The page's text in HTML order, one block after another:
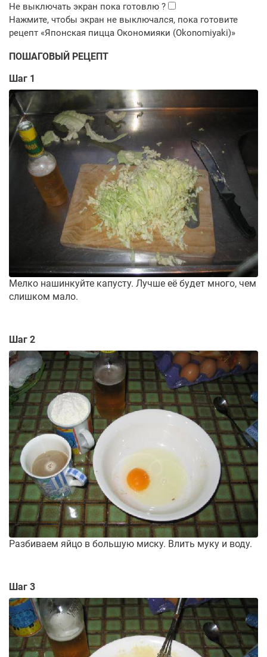
ПОШАГОВЫЙ РЕЦЕПТ
Шаг 1
Мелко нашинкуйте капусту. Лучше её будет много, чем
слишком мало.
Шаг 2
Разбиваем яйцо в большую миску. Влить муку и воду.
Шаг 3